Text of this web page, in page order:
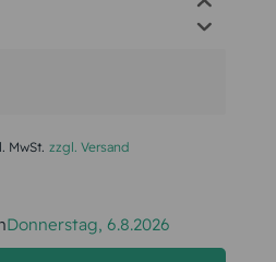
MwSt. zzgl. Versand
Donnerstag, 6.8.2026